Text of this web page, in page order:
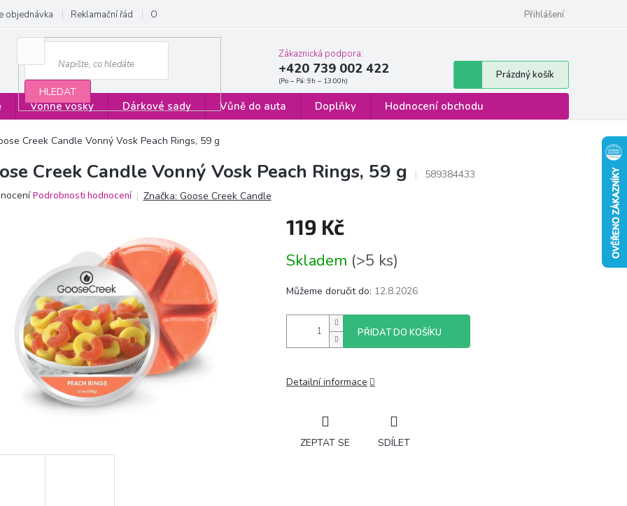
objednávka Reklamační řád Obchodní podmínky Formulář pro odstoupení od smlouvy
Přihlášení
HLEDAT
Zákaznická podpora:
+420 739 002 422
Nákupní
košík
Prázdný košík
Vonné vosky Dárkové sady Vůně do auta Doplňky Hodnocení obchodu
Creek Candle Vonný Vosk Peach Rings, 59 g
Creek Candle Vonný Vosk Peach Rings, 59 g
589384433
Podrobnosti hodnocení Značka: Goose Creek Candle
119 Kč
cena:
Skladem (>5 ks)
Můžeme doručit do: 12.8.2026
PŘIDAT DO KOŠÍKU
Detailní informace
ZEPTAT SE SDÍLET